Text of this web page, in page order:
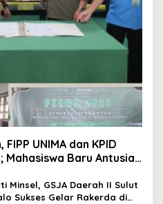
UNIMA dan KPID
Mahasiswa Baru Antusias
Minsel, GSJA Daerah II Sulut
Sukses Gelar Rakerda di